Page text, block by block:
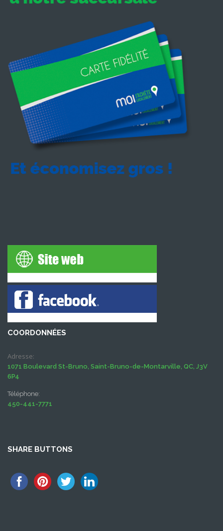
COORDONNÉES
Adresse:
1071 Boulevard St-Bruno, Saint-Bruno-de-Montarville, QC, J3V
6P4
Téléphone:
450-441-7771
SHARE BUTTONS